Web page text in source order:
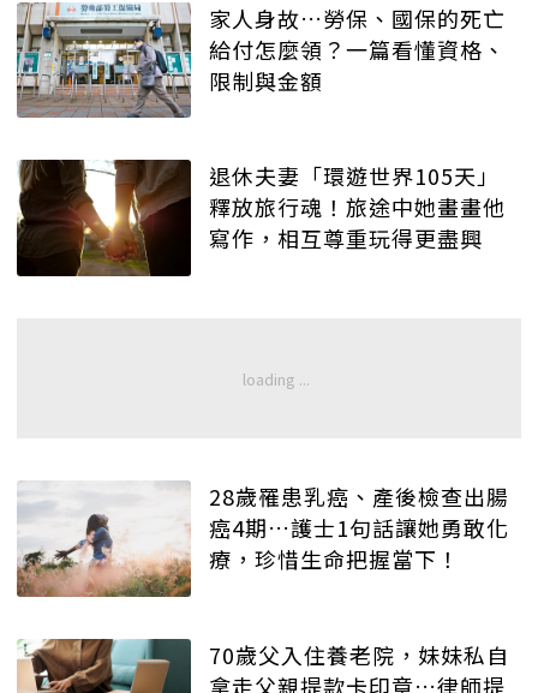
家人身故…勞保、國保的死亡
給付怎麼領？一篇看懂資格、
限制與金額
退休夫妻「環遊世界105天」
釋放旅行魂！旅途中她畫畫他
寫作，相互尊重玩得更盡興
28歲罹患乳癌、產後檢查出腸
癌4期…護士1句話讓她勇敢化
療，珍惜生命把握當下！
70歲父入住養老院，妹妹私自
拿走父親提款卡印章…律師提